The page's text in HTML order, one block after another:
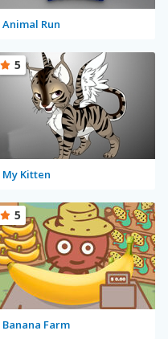
Animal Run
My Kitten
5
Banana Farm
5